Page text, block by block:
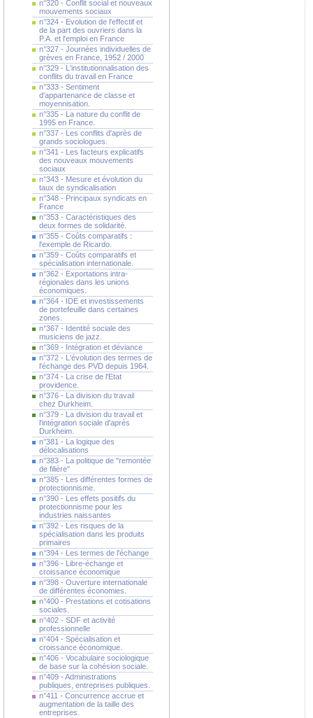
n°320 - Conflit social et nouveaux
mouvements sociaux
n°324 - Evolution de l'effectif et
de la part des ouvriers dans la
P.A. et l'emploi en France
n°327 - Journées individuelles de
grèves en France, 1952 / 2000
n°329 - L'institutionnalisation des
conflits du travail en France
n°333 - Sentiment
d'appartenance de classe et
moyennisation.
n°335 - La nature du conflit de
1995 en France.
n°337 - Les conflits d'après de
grands sociologues.
n°341 - Les facteurs explicatifs
des nouveaux mouvements
sociaux
n°343 - Mesure et évolution du
taux de syndicalisation
n°348 - Principaux syndicats en
France
n°353 - Caractéristiques des
deux formes de solidarité.
n°355 - Coûts comparatifs :
l'exemple de Ricardo.
n°359 - Coûts comparatifs et
spécialisation internationale.
n°362 - Exportations intra-
régionales dans les unions
économiques.
n°364 - IDE et investissements
de portefeuille dans certaines
zones.
n°367 - Identité sociale des
musiciens de jazz.
n°369 - Intégration et déviance
n°372 - L'évolution des termes de
l'échange des PVD depuis 1964.
n°374 - La crise de l'Etat
providence.
n°376 - La division du travail
chez Durkheim.
n°379 - La division du travail et
l'intégration sociale d'après
Durkheim.
n°381 - La logique des
délocalisations
n°383 - La politique de "remontée
de filière"
n°385 - Les différentes formes de
protectionnisme.
n°390 - Les effets positifs du
protectionnisme pour les
industries naissantes
n°392 - Les risques de la
spécialisation dans les produits
primaires
n°394 - Les termes de l'échange
n°396 - Libre-échange et
croissance économique
n°398 - Ouverture internationale
de différentes économies.
n°400 - Prestations et cotisations
sociales.
n°402 - SDF et activité
professionnelle
n°404 - Spécialisation et
croissance économique.
n°406 - Vocabulaire sociologique
de base sur la cohésion sociale.
n°409 - Administrations
publiques, entreprises publiques.
n°411 - Concurrence accrue et
augmentation de la taille des
entreprises.